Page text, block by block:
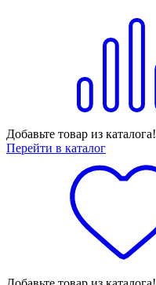
Добавьте товар из каталога!
Перейти в каталог